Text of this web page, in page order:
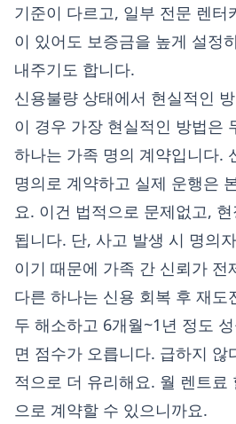
기준이 다르고, 일부 전문 렌터
이 있어도 보증금을 높게 설정
내주기도 합니다.
신용불량 상태에서 현실적인
이 경우 가장 현실적인 방법은
하나는 가족 명의 계약입니다.
명의로 계약하고 실제 운행은
요. 이건 법적으로 문제없고,
됩니다. 단, 사고 발생 시 명의
이기 때문에 가족 간 신뢰가 전
다른 하나는 신용 회복 후 재도
두 해소하고 6개월~1년 정도
면 점수가 오릅니다. 급하지 않
적으로 더 유리해요. 월 렌트료
으로 계약할 수 있으니까요.